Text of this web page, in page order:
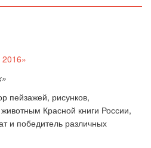
2016»
пейзажей, рисунков,
Красной книги России,
и победитель различных